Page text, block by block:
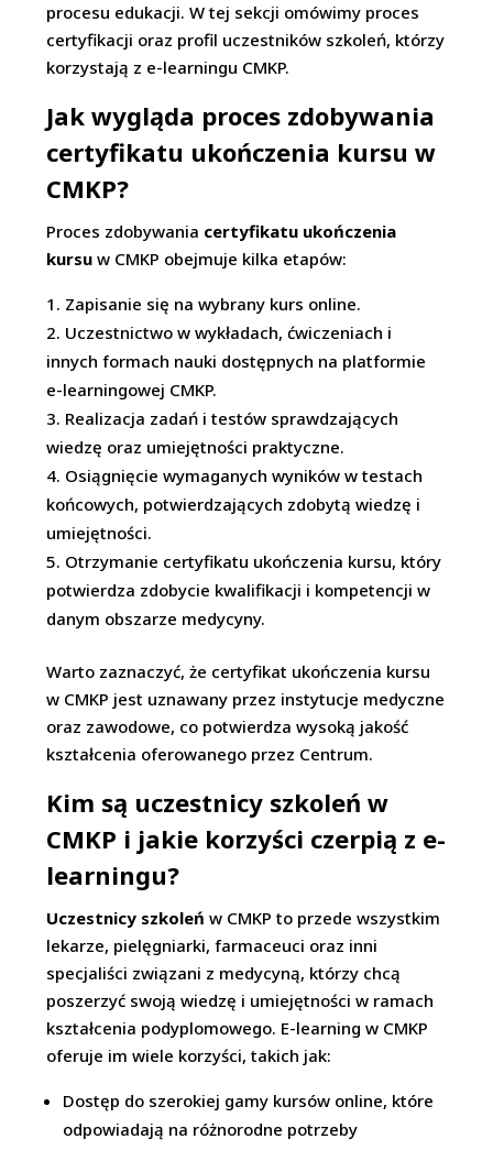
procesu edukacji. W tej sekcji omówimy proces
certyfikacji oraz profil uczestników szkoleń, którzy
korzystają z e-learningu CMKP.
Jak wygląda proces zdobywania
certyfikatu ukończenia kursu w
CMKP?
Proces zdobywania certyfikatu ukończenia
kursu w CMKP obejmuje kilka etapów:
Zapisanie się na wybrany kurs online.
Uczestnictwo w wykładach, ćwiczeniach i
innych formach nauki dostępnych na platformie
e-learningowej CMKP.
Realizacja zadań i testów sprawdzających
wiedzę oraz umiejętności praktyczne.
Osiągnięcie wymaganych wyników w testach
końcowych, potwierdzających zdobytą wiedzę i
umiejętności.
Otrzymanie certyfikatu ukończenia kursu, który
potwierdza zdobycie kwalifikacji i kompetencji w
danym obszarze medycyny.
Warto zaznaczyć, że certyfikat ukończenia kursu
w CMKP jest uznawany przez instytucje medyczne
oraz zawodowe, co potwierdza wysoką jakość
kształcenia oferowanego przez Centrum.
Kim są uczestnicy szkoleń w
CMKP i jakie korzyści czerpią z e-
learningu?
Uczestnicy szkoleń w CMKP to przede wszystkim
lekarze, pielęgniarki, farmaceuci oraz inni
specjaliści związani z medycyną, którzy chcą
poszerzyć swoją wiedzę i umiejętności w ramach
kształcenia podyplomowego. E-learning w CMKP
oferuje im wiele korzyści, takich jak:
Dostęp do szerokiej gamy kursów online, które
odpowiadają na różnorodne potrzeby